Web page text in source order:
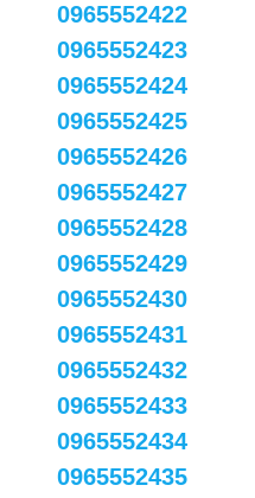
0965552422
0965552423
0965552424
0965552425
0965552426
0965552427
0965552428
0965552429
0965552430
0965552431
0965552432
0965552433
0965552434
0965552435